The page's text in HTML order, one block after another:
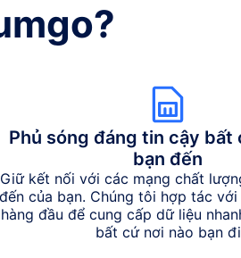
Phủ sóng đáng tin cậy bất
bạn đến
Giữ kết nối với các mạng chất
đến của bạn. Chúng tôi hợp tác với
hàng đầu để cung cấp dữ liệu
bất cứ nơi nào bạn đi